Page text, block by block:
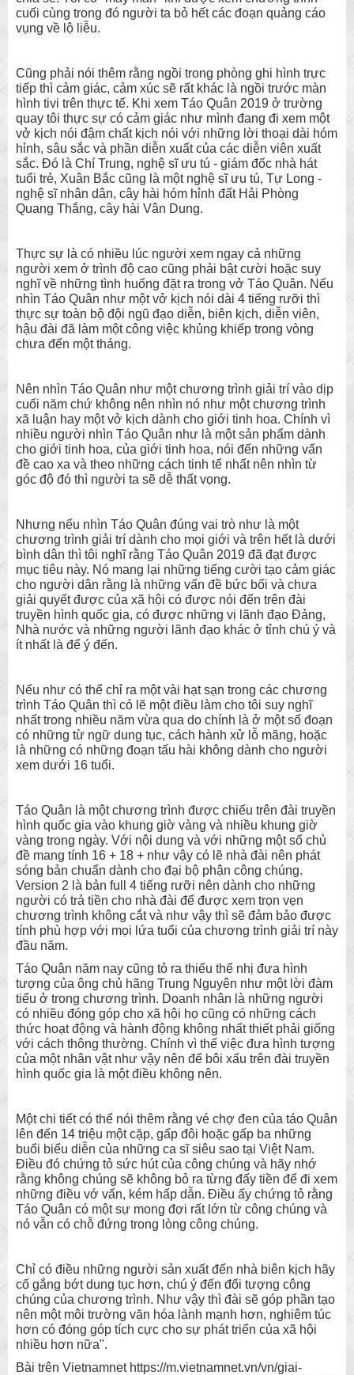
cuối cùng trong đó người ta bỏ hết các đoạn quảng cáo
vụng về lộ liễu.
Cũng phải nói thêm rằng ngồi trong phòng ghi hình trực
tiếp thì cảm giác, cảm xúc sẽ rất khác là ngồi trước màn
hình tivi trên thực tế. Khi xem Táo Quân 2019 ở trường
quay tôi thực sự có cảm giác như mình đang đi xem một
vở kịch nói đậm chất kịch nói với những lời thoại dài hóm
hỉnh, sâu sắc và phần diễn xuất của các diễn viên xuất
sắc. Đó là Chí Trung, nghệ sĩ ưu tú - giám đốc nhà hát
tuổi trẻ, Xuân Bắc cũng là một nghệ sĩ ưu tú, Tự Long -
nghệ sĩ nhân dân, cây hài hóm hỉnh đất Hải Phòng
Quang Thắng, cây hài Vân Dung.
Thực sự là có nhiều lúc người xem ngay cả những
người xem ở trình độ cao cũng phải bật cười hoặc suy
nghĩ về những tình huống đặt ra trong vở Táo Quân. Nếu
nhìn Táo Quân như một vở kịch nói dài 4 tiếng rưỡi thì
thực sự toàn bộ đội ngũ đạo diễn, biên kịch, diễn viên,
hậu đài đã làm một công việc khủng khiếp trong vòng
chưa đến một tháng.
Nên nhìn Táo Quân như một chương trình giải trí vào dịp
cuối năm chứ không nên nhìn nó như một chương trình
xã luận hay một vở kịch dành cho giới tinh hoa. Chính vì
nhiều người nhìn Táo Quân như là một sản phẩm dành
cho giới tinh hoa, của giới tinh hoa, nói đến những vấn
đề cao xa và theo những cách tinh tế nhất nên nhìn từ
góc độ đó thì người ta sẽ dễ thất vọng.
Nhưng nếu nhìn Táo Quân đúng vai trò như là một
chương trình giải trí dành cho mọi giới và trên hết là dưới
bình dân thì tôi nghĩ rằng Táo Quân 2019 đã đạt được
mục tiêu này. Nó mang lại những tiếng cười tạo cảm giác
cho người dân rằng là những vấn đề bức bối và chưa
giải quyết được của xã hội có được nói đến trên đài
truyền hình quốc gia, có được những vị lãnh đạo Đảng,
Nhà nước và những người lãnh đạo khác ở tỉnh chú ý và
ít nhất là để ý đến.
Nếu như có thể chỉ ra một vài hạt sạn trong các chương
trình Táo Quân thì có lẽ một điều làm cho tôi suy nghĩ
nhất trong nhiều năm vừa qua do chính là ở một số đoạn
có những từ ngữ dung tục, cách hành xử lỗ mãng, hoặc
là những có những đoạn tấu hài không dành cho người
xem dưới 16 tuổi.
Táo Quân là một chương trình được chiếu trên đài truyền
hình quốc gia vào khung giờ vàng và nhiều khung giờ
vàng trong ngày. Với nội dung và với những một số chủ
đề mang tính 16 + 18 + như vậy có lẽ nhà đài nên phát
sóng bản chuẩn dành cho đại bộ phận công chúng.
Version 2 là bản full 4 tiếng rưỡi nên dành cho những
người có trả tiền cho nhà đài để được xem trọn vẹn
chương trình không cắt và như vậy thì sẽ đảm bảo được
tính phù hợp với mọi lứa tuổi của chương trình giải trí này
đầu năm.
Táo Quân năm nay cũng tỏ ra thiếu thế nhị đưa hình
tượng của ông chủ hãng Trung Nguyên như một lời đàm
tiếu ở trong chương trình. Doanh nhân là những người
có nhiều đóng góp cho xã hội họ cũng có những cách
thức hoạt động và hành động không nhất thiết phải giống
với cách thông thường. Chính vì thế việc đưa hình tượng
của một nhân vật như vậy nên để bôi xấu trên đài truyền
hình quốc gia là một điều không nên.
Một chi tiết có thể nói thêm rằng vé chợ đen của táo Quân
lên đến 14 triệu một cặp, gấp đôi hoặc gấp ba những
buổi biểu diễn của những ca sĩ siêu sao tại Việt Nam.
Điều đó chứng tỏ sức hút của công chúng và hãy nhớ
rằng không chúng sẽ không bỏ ra từng đấy tiền để đi xem
những điều vớ vẩn, kém hấp dẫn. Điều ấy chứng tỏ rằng
Táo Quân có một sự mong đợi rất lớn từ công chúng và
nó vẫn có chỗ đứng trong lòng công chúng.
Chỉ có điều những người sản xuất đến nhà biên kịch hãy
cố gắng bớt dung tục hơn, chú ý đến đối tượng công
chúng của chương trình. Như vậy thì đài sẽ góp phần tạo
nên một môi trường văn hóa lành mạnh hơn, nghiêm túc
hơn có đóng góp tích cực cho sự phát triển của xã hội
nhiều hơn nữa".
Bài trên Vietnamnet https://m.vietnamnet.vn/vn/giai-